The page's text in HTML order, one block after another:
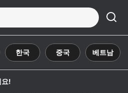
한국 중국 베트남
요!